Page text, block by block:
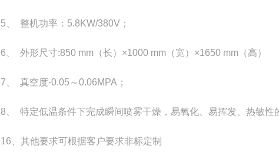
5 、 整机功率：5.8KW/380V；
6 、 外形尺寸:850 mm（长）×1000 mm（宽）×1650 mm（高）
7 、 真空度-0.05～0.06MPA；
8 、 特定低温条件下完成瞬间喷雾干燥，易氧化、易挥发、热敏
16 、其他要求可根据客户要求非标定制